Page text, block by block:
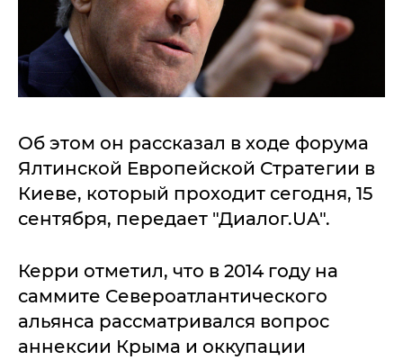
Об этом он рассказал в ходе форума
Ялтинской Европейской Стратегии в
Киеве, который проходит сегодня, 15
сентября, передает "Диалог.UA".
Керри отметил, что в 2014 году на
саммите Североатлантического
альянса рассматривался вопрос
аннексии Крыма и оккупации